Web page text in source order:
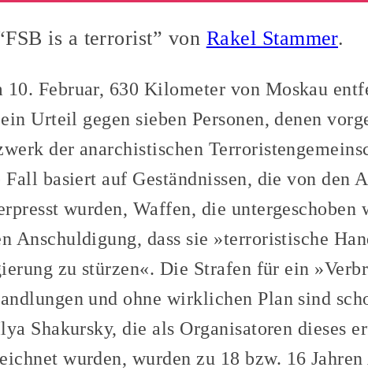
is a terrorist” von Rakel Stammer.
10. Februar, 630 Kilometer von Moskau
Urteil gegen sieben Personen, denen
der anarchistischen
Fall basiert auf Geständnissen, die von den
wurden, Waffen, die untergeschoben
Anschuldigung, dass sie »terroristische
zu stürzen«. Die Strafen für ein
und ohne wirklichen Plan sind
Shakursky, die als Organisatoren dieses
wurden, wurden zu 18 bzw. 16